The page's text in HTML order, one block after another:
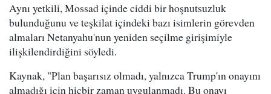
Aynı yetkili, Mossad içinde ciddi bir hoşnutsuzluk
bulunduğunu ve teşkilat içindeki bazı isimlerin görevden
almaları Netanyahu'nun yeniden seçilme girişimiyle
ilişkilendirdiğini söyledi.
Kaynak, "Plan başarısız olmadı, yalnızca Trump'ın onayını
almadığı için hiçbir zaman uygulanmadı. Bu onayı